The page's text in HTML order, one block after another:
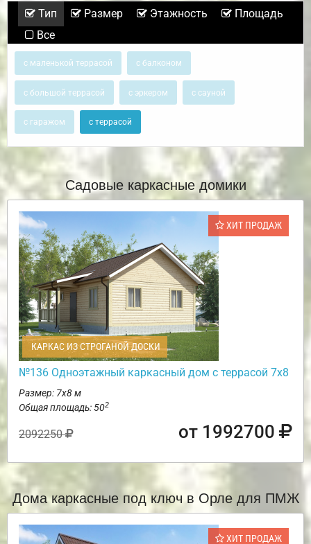
Тип Размер Этажность
Площадь
Все
с маленькой террасой с балконом
с большой террасой с эркером с сауной
с гаражом с террасой
Садовые каркасные домики
ХИТ ПРОДАЖ
КАРКАС ИЗ СТРОГАНОЙ ДОСКИ
№136 Одноэтажный каркасный дом с террасой 7х8
Размер: 7х8 м
Общая площадь: 502
2092250 от 1992700
Дома каркасные под ключ в Орле для ПМЖ
ХИТ ПРОДАЖ